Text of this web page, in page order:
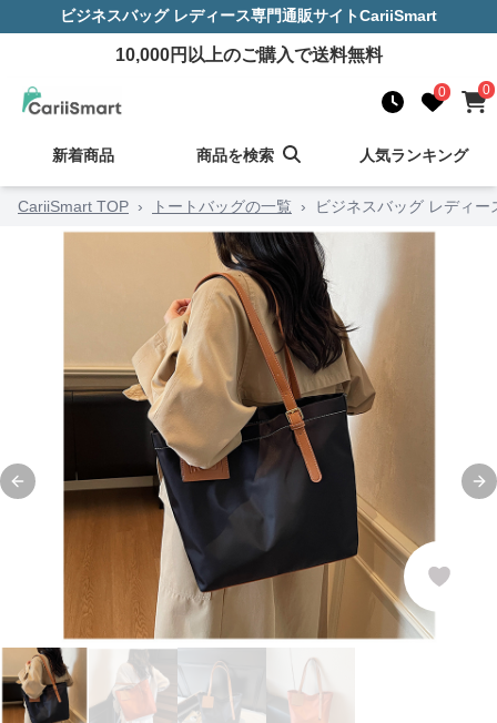
ビジネスバッグ レディース専門通販サイトCariiSmart
10,000円以上のご購入で送料無料
0 0
新着商品 商品を検索 人気ランキング
CariiSmart TOP › トートバッグの一覧 › ビジネスバッグ レディ
Previous slide